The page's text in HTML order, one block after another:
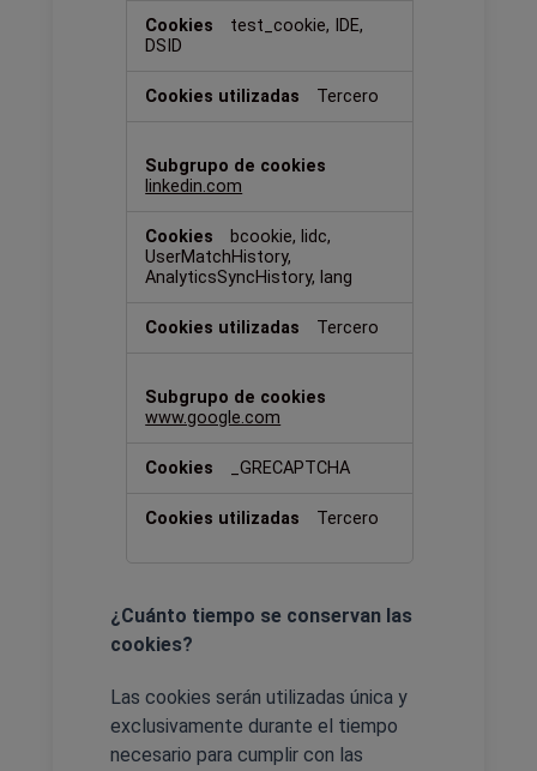
test_cookie, IDE,
DSID
Tercero
linkedin.com
bcookie, lidc,
UserMatchHistory,
AnalyticsSyncHistory, lang
Tercero
www.google.com
_GRECAPTCHA
Tercero
¿Cuánto tiempo se conservan las
cookies?
Las cookies serán utilizadas única y
exclusivamente durante el tiempo
necesario para cumplir con las